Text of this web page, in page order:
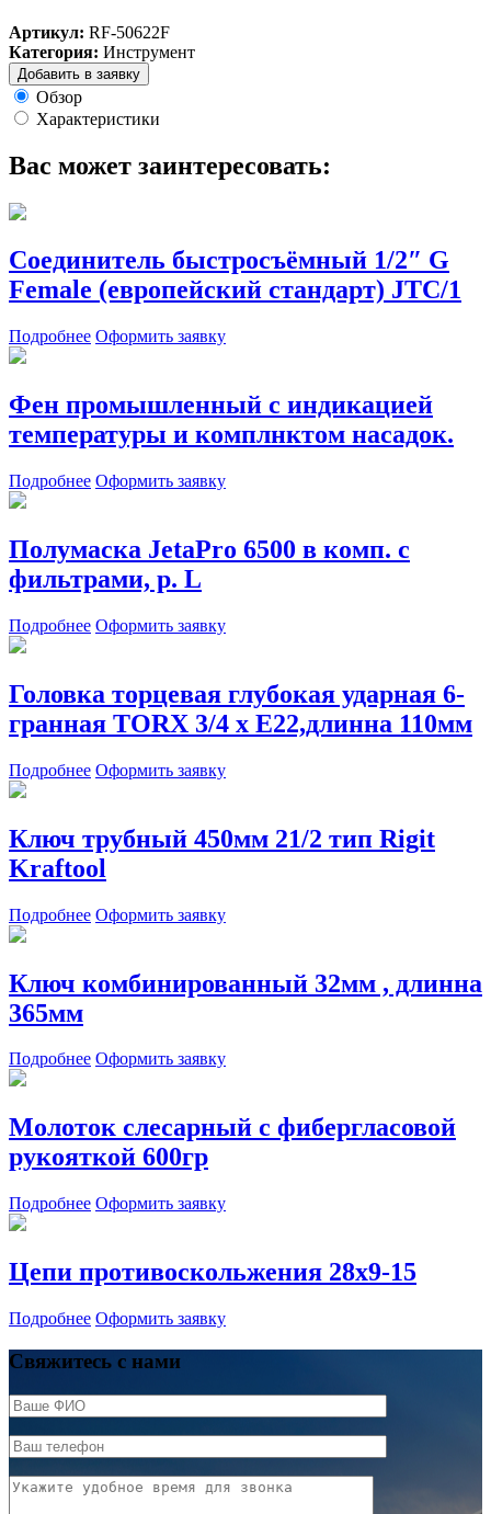
Артикул: RF-50622F
Категория: Инструмент
Добавить в заявку
Обзор
Характеристики
Вас может заинтересовать:
Соединитель быстросъёмный 1/2″ G
Female (европейский стандарт) JTC/1
Подробнее Оформить заявку
Фен промышленный с индикацией
температуры и комплнктом насадок.
Подробнее Оформить заявку
Полумаска JetaPro 6500 в комп. с
фильтрами, р. L
Подробнее Оформить заявку
Головка торцевая глубокая ударная 6-
гранная TORX 3/4 х Е22,длинна 110мм
Подробнее Оформить заявку
Ключ трубный 450мм 21/2 тип Rigit
Kraftool
Подробнее Оформить заявку
Ключ комбинированный 32мм , длинна
365мм
Подробнее Оформить заявку
Молоток слесарный с фибергласовой
рукояткой 600гр
Подробнее Оформить заявку
Цепи противоскольжения 28х9-15
Подробнее Оформить заявку
Свяжитесь с нами